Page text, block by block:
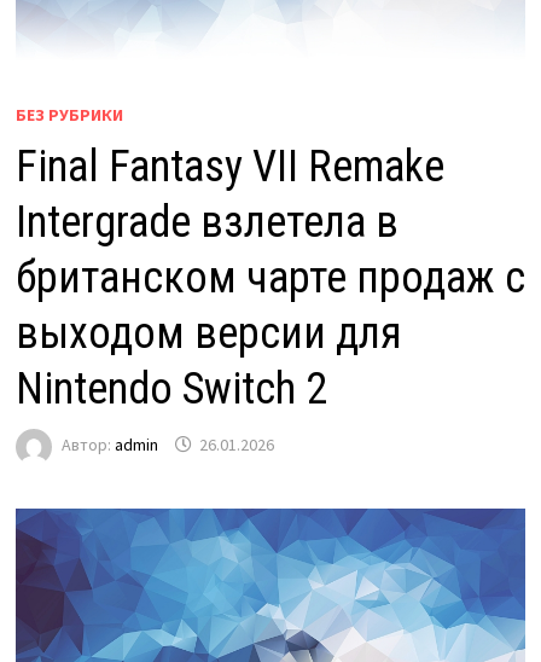
БЕЗ РУБРИКИ
Final Fantasy VII Remake
Intergrade взлетела в
британском чарте продаж с
выходом версии для
Nintendo Switch 2
Автор: admin 26.01.2026